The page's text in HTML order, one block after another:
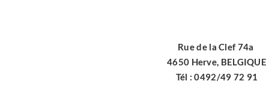
Rue de la Clef 74a
4650 Herve, BELGIQUE
Tél : 0492/49 72 91